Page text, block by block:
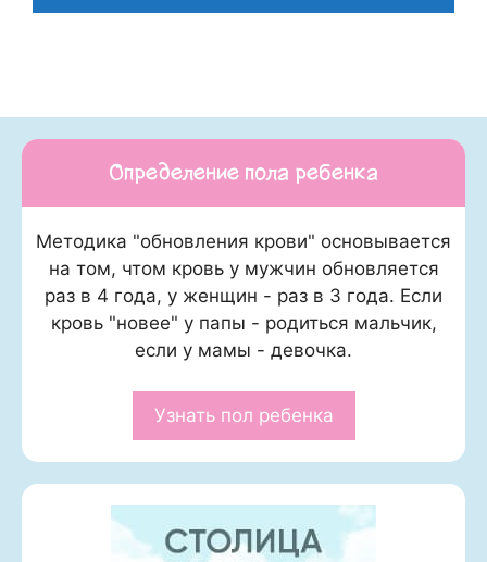
Определение пола ребенка
Методика "обновления крови" основывается
на том, чтом кровь у мужчин обновляется
раз в 4 года, у женщин - раз в 3 года. Если
кровь "новее" у папы - родиться мальчик,
если у мамы - девочка.
Узнать пол ребенка